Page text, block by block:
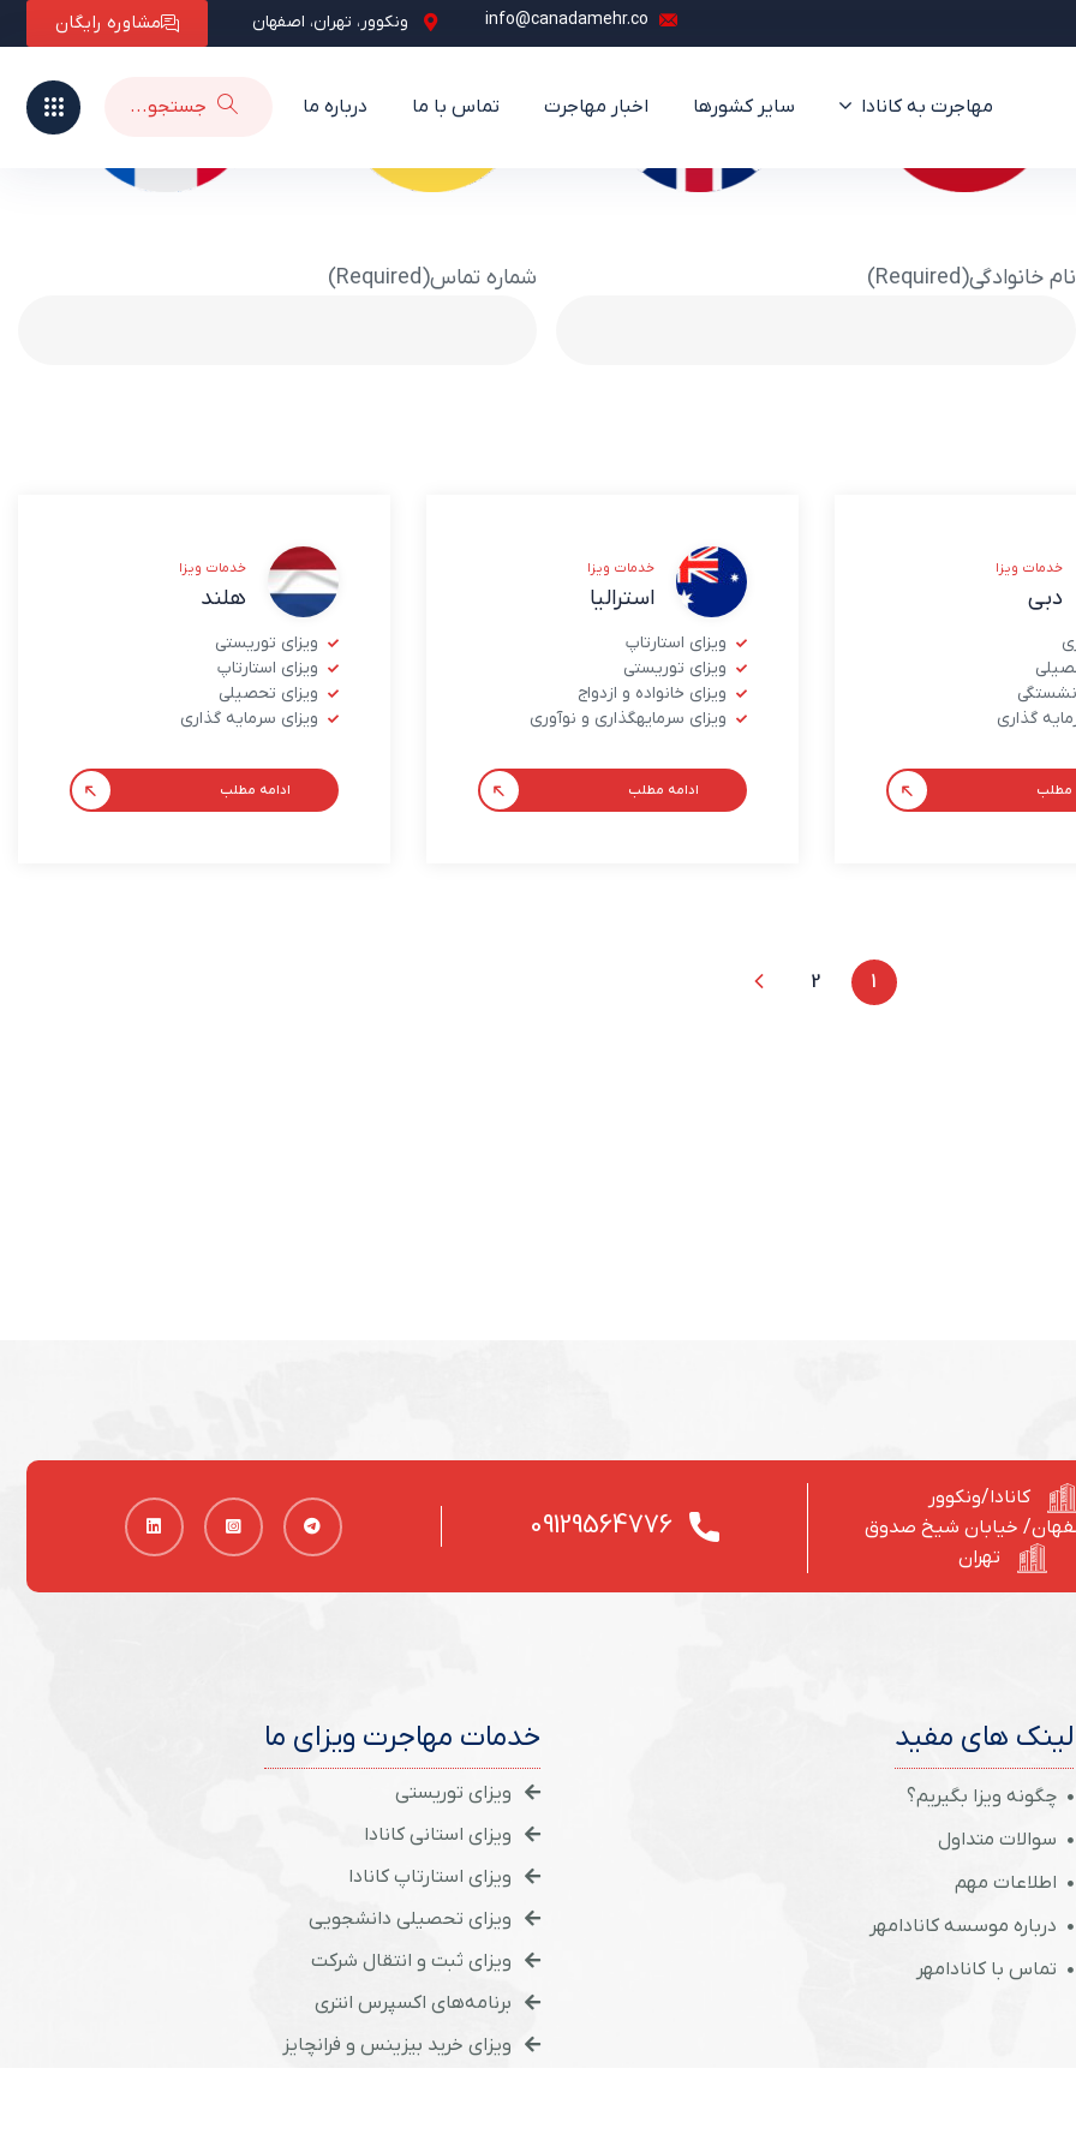
info@canadamehr.co ونکوور، تهران، اصفهان مشاوره رایگان
مهاجرت به کانادا سایر کشورها اخبار مهاجرت تماس با ما درباره ما
نام خانوادگی(Required) شماره تماس(Required)
خدمات ویزا
دبی
گذاری
مطلب
خدمات ویزا
استرالیا
ویزای استارتاپ
ویزای توریستی
ویزای خانواده و ازدواج
ویزای سرمایهگذاری و نوآوری
ادامه مطلب
خدمات ویزا
هلند
ویزای توریستی
ویزای استارتاپ
ویزای تحصیلی
ویزای سرمایه گذاری
ادامه مطلب
1
2
کانادا/ونکوور
خیابان شیخ صدوق
تهران
09129564776
لینک های مفید
چگونه ویزا بگیریم؟
سوالات متداول
اطلاعات مهم
درباره موسسه کانادامهر
تماس با کانادامهر
خدمات مهاجرت ویزای ما
ویزای توریستی
ویزای استانی کانادا
ویزای استارتاپ کانادا
ویزای تحصیلی دانشجویی
ویزای ثبت و انتقال شرکت
برنامه‌های اکسپرس انتری
ویزای خرید بیزینس و فرانچایز